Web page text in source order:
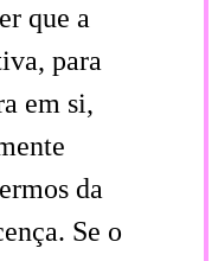
que a
para
em si,
da
Se o